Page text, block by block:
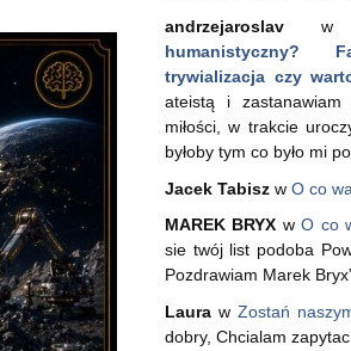
andrzejaroslav
humanistyczny?
trywializacja czy
ateistą i
miłości, w trakcie
byłoby tym co było mi
Jacek Tabisz w O co
MAREK BRYX wO co
sie twój list podoba
Pozdrawiam Marek Bryx
Laura w Zostań
dobry, Chcialam